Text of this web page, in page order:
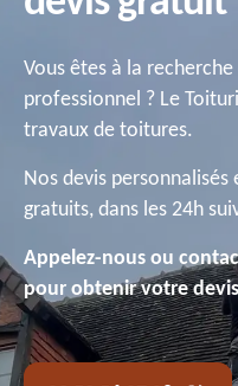
Vous êtes à la
professionnel ? Le
travaux de toitures.
Nos devis
gratuits, dans les 24h
Appelez-nous ou
pour obtenir votre